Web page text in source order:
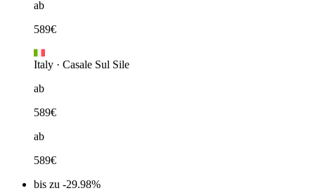
ab
589€
Italy · Casale Sul Sile
ab
589€
ab
589€
bis zu -29.98%